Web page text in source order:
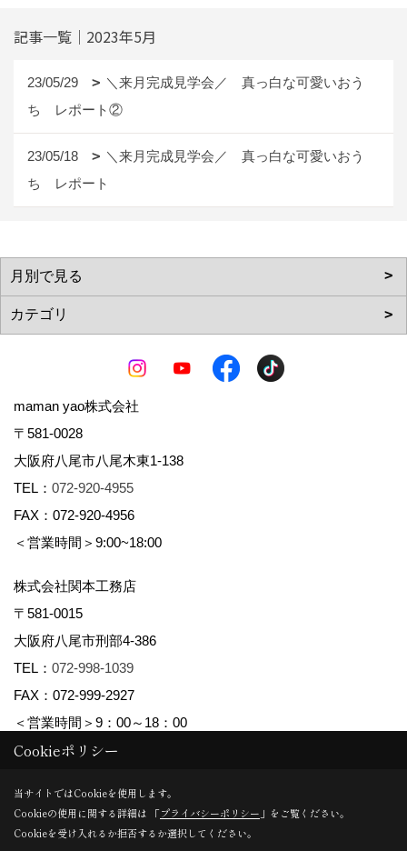
記事一覧｜2023年5月
23/05/29
＼来月完成見学会／ 真っ白な可愛いおう
ち レポート②
23/05/18
＼来月完成見学会／ 真っ白な可愛いおう
ち レポート
maman yao株式会社
〒581-0028
大阪府八尾市八尾木東1-138
TEL： 072-920-4955
FAX：072-920-4956
＜営業時間＞9:00~18:00
株式会社関本工務店
〒581-0015
大阪府八尾市刑部4-386
TEL： 072-998-1039
FAX：072-999-2927
＜営業時間＞9：00～18：00
Copyright (c) maman yao株式会社関本工務店. All Rights Reserved.
Produced byゴデスクリエイト
Cookieポリシー
当サイトではCookieを使用します。
Cookieの使用に関する詳細は 「プライバシーポリシー 」をご覧ください。
Cookieを受け入れるか拒否するか選択してください。